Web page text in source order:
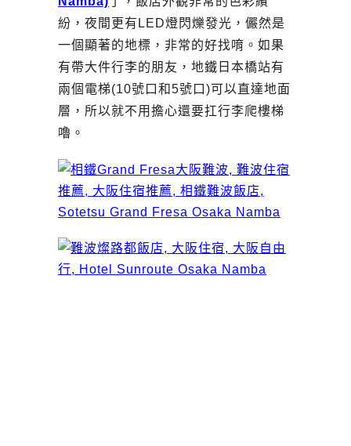
紛，夜間更有LED燈閃爍發光，儼然是
一個顯著的地標，非常的好找唷。如果
有帶大件行李的朋友，地鐵日本橋站有
兩個電梯(10號口和5號口)可以直達地面
層，所以就不用擔心還要扛行李爬樓梯
嚕。